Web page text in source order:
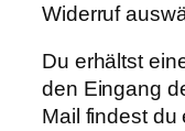
Widerruf
Du erhältst
den Eingang
Mail findest du